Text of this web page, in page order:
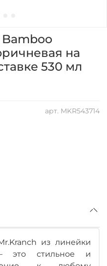
арт. MKR543714
на
530 мл
из линейки
это стильное и